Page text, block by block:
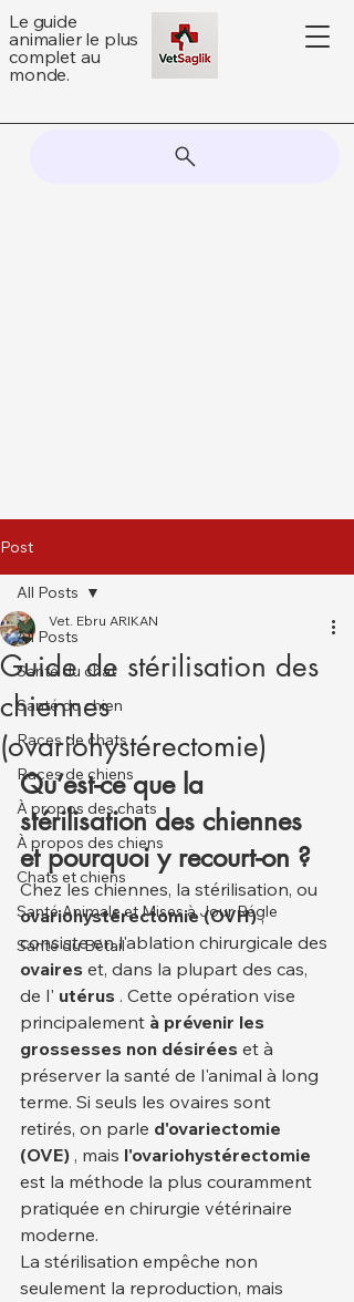
Le guide
animalier le plus
complet au
monde.
Post
All Posts
Santé du chat
Santé du chien
Races de chats
Races de chiens
À propos des chats
À propos des chiens
Chats et chiens
Santé Animale et Mises à Jour Régle
Santé du Bétail
All Posts
Guide de stérilisation des
chiennes
(ovariohystérectomie)
Vet. Ebru ARIKAN
Qu’est-ce que la
stérilisation des chiennes
et pourquoi y recourt-on ?
Chez les chiennes, la stérilisation, ou
ovariohystérectomie (OVH) ,
consiste en l'ablation chirurgicale des
ovaires et, dans la plupart des cas,
de l' utérus . Cette opération vise
principalement à prévenir les
grossesses non désirées et à
préserver la santé de l'animal à long
terme. Si seuls les ovaires sont
retirés, on parle d'ovariectomie
(OVE) , mais l'ovariohystérectomie
est la méthode la plus couramment
pratiquée en chirurgie vétérinaire
moderne.
La stérilisation empêche non
seulement la reproduction, mais